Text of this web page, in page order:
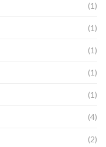
(1)
(1)
(1)
(1)
(1)
(4)
(2)